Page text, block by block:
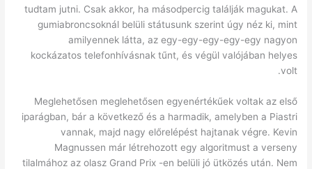
tudtam jutni. Csak akkor, ha másodpercig találják magukat. A
gumiabroncsoknál belüli státusunk szerint úgy néz ki, mint
amilyennek látta, az egy-egy-egy-egy-egy nagyon
kockázatos telefonhívásnak tűnt, és végül valójában helyes
volt.
Meglehetősen meglehetősen egyenértékűek voltak az első
iparágban, bár a következő és a harmadik, amelyben a Piastri
vannak, majd nagy előrelépést hajtanak végre. Kevin
Magnussen már létrehozott egy algoritmust a verseny
tilalmához az olasz Grand Prix -en belüli jó ütközés után. Nem